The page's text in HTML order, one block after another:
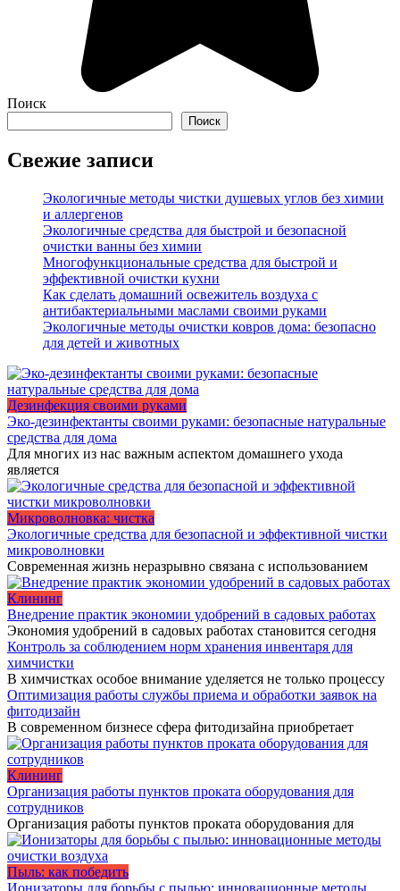
Поиск
Поиск
Свежие записи
Экологичные методы чистки душевых углов без химии
и аллергенов
Экологичные средства для быстрой и безопасной
очистки ванны без химии
Многофункциональные средства для быстрой и
эффективной очистки кухни
Как сделать домашний освежитель воздуха с
антибактериальными маслами своими руками
Экологичные методы очистки ковров дома: безопасно
для детей и животных
Дезинфекция своими руками
Эко-дезинфектанты своими руками: безопасные натуральные
средства для дома
Для многих из нас важным аспектом домашнего ухода
является
Микроволновка: чистка
Экологичные средства для безопасной и эффективной чистки
микроволновки
Современная жизнь неразрывно связана с использованием
Клининг
Внедрение практик экономии удобрений в садовых работах
Экономия удобрений в садовых работах становится сегодня
Контроль за соблюдением норм хранения инвентаря для
химчистки
В химчистках особое внимание уделяется не только процессу
Оптимизация работы службы приема и обработки заявок на
фитодизайн
В современном бизнесе сфера фитодизайна приобретает
Клининг
Организация работы пунктов проката оборудования для
сотрудников
Организация работы пунктов проката оборудования для
Пыль: как победить
Ионизаторы для борьбы с пылью: инновационные методы